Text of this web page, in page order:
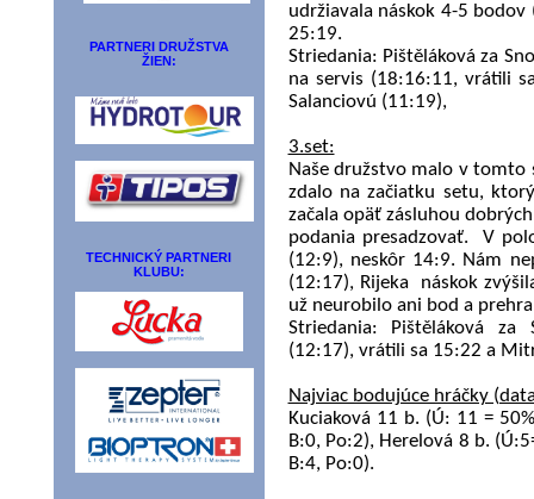
PARTNERI DRUŽSTVA
ŽIEN:
TECHNICKÝ PARTNERI
KLUBU:
udržiavala náskok 4-5
25:19.
Striedania: Pištěláková za
na servis (18:16:11, vrátili
Salanciovú (11:19),
3.set:
Naše družstvo malo v tomto
zdalo na začiatku setu,
začala opäť zásluhou
podania presadzovať.
V
(12:9), neskôr 14:9. Nám
(12:17), Rijeka
náskok
už neurobilo ani bod a
Striedania: Pištěláková za
(12:17), vrátili sa 15:22 a
Najviac bodujúce hráčky
Kuciaková 11 b. (Ú: 11 =
B:0, Po:2), Herelová 8 b.
B:4, Po:0).